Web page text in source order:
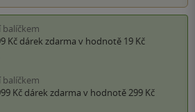
balíčkem
Kč dárek zdarma v hodnotě 19 Kč
balíčkem
Kč dárek zdarma v hodnotě 299 Kč